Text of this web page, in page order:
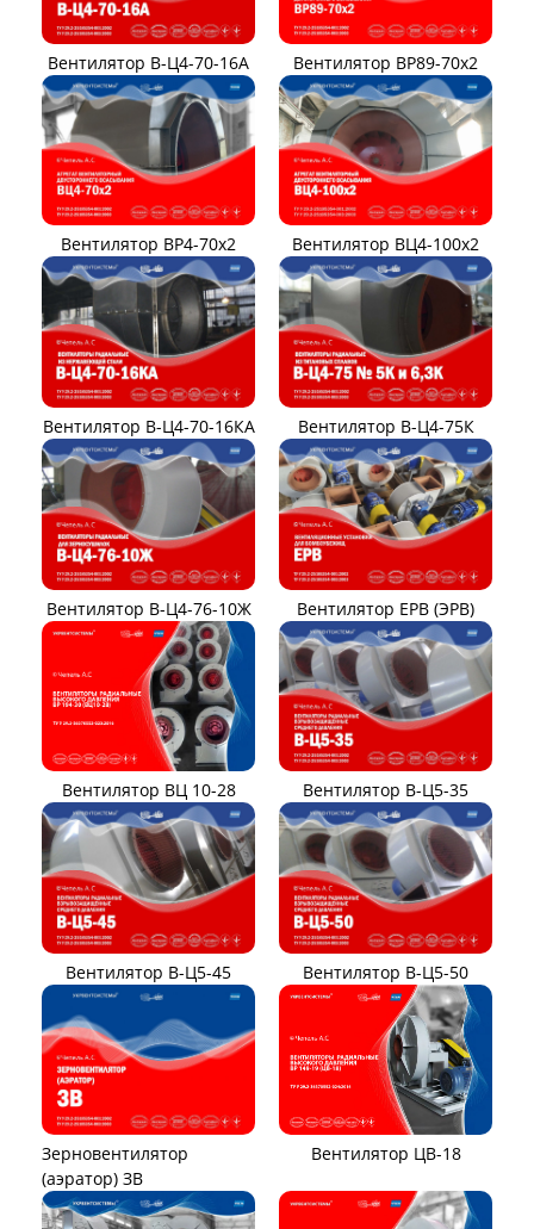
Вентилятор В-Ц4-70-16А Вентилятор ВР89-70x2
Вентилятор ВР4-70x2 Вентилятор ВЦ4-100х2
Вентилятор В-Ц4-70-16КА Вентилятор В-Ц4-75К
Вентилятор В-Ц4-76-10Ж Вентилятор ЕРВ (ЭРВ)
Вентилятор ВЦ 10-28 Вентилятор В-Ц5-35
Вентилятор В-Ц5-45 Вентилятор В-Ц5-50
Зерновентилятор
(аэратор) ЗВ
Вентилятор ЦВ-18